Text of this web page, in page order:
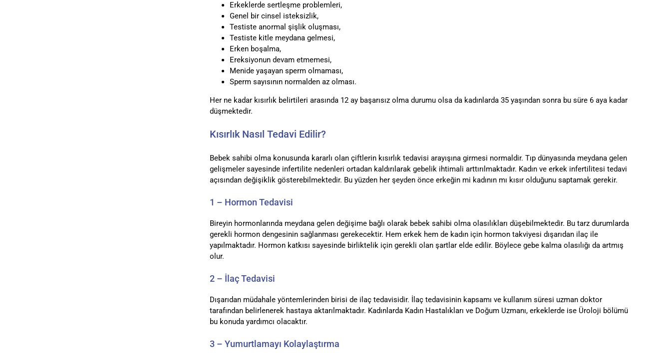
Erkeklerde sertleşme problemleri,
Genel bir cinsel isteksizlik,
Testiste anormal şişlik oluşması,
Testiste kitle meydana gelmesi,
Erken boşalma,
Ereksiyonun devam etmemesi,
Menide yaşayan sperm olmaması,
Sperm sayısının normalden az olması.
Her ne kadar kısırlık belirtileri arasında 12 ay başarısız olma durumu olsa da kadınlarda 35 yaşından sonra bu süre 6 aya kadar
düşmektedir.
Kısırlık Nasıl Tedavi Edilir?
Bebek sahibi olma konusunda kararlı olan çiftlerin kısırlık tedavisi arayışına girmesi normaldir. Tıp dünyasında meydana gelen
gelişmeler sayesinde infertilite nedenleri ortadan kaldırılarak gebelik ihtimali arttırılmaktadır. Kadın ve erkek infertilitesi tedavi
açısından değişiklik gösterebilmektedir. Bu yüzden her şeyden önce erkeğin mi kadının mı kısır olduğunu saptamak gerekir.
1 – Hormon Tedavisi
Bireyin hormonlarında meydana gelen değişime bağlı olarak bebek sahibi olma olasılıkları düşebilmektedir. Bu tarz durumlarda
gerekli hormon dengesinin sağlanması gerekecektir. Hem erkek hem de kadın için hormon takviyesi dışarıdan ilaç ile
yapılmaktadır. Hormon katkısı sayesinde birliktelik için gerekli olan şartlar elde edilir. Böylece gebe kalma olasılığı da artmış
olur.
2 – İlaç Tedavisi
Dışarıdan müdahale yöntemlerinden birisi de ilaç tedavisidir. İlaç tedavisinin kapsamı ve kullanım süresi uzman doktor
tarafından belirlenerek hastaya aktarılmaktadır. Kadınlarda Kadın Hastalıkları ve Doğum Uzmanı, erkeklerde ise Üroloji bölümü
bu konuda yardımcı olacaktır.
3 – Yumurtlamayı Kolaylaştırma